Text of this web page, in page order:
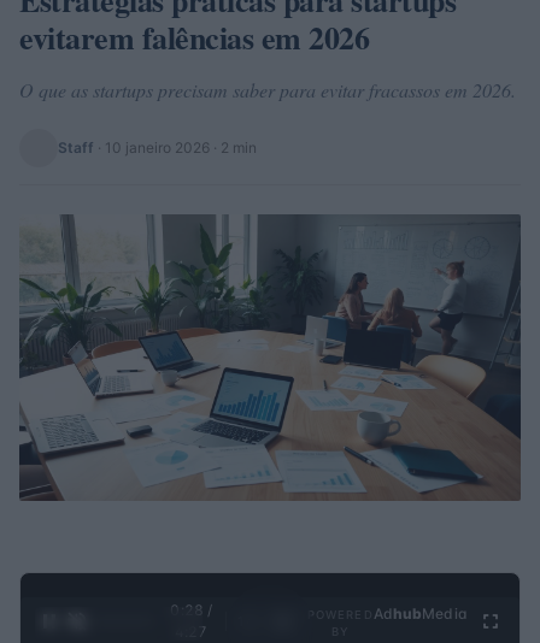
evitarem falências em 2026
O que as startups precisam saber para evitar fracassos em 2026.
Staff · 10 janeiro 2026 · 2 min
0:29 /
4:27
Ad hubMedia